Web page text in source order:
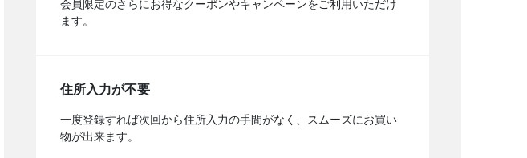
会員限定のさらにお得なクーポンやキャンペーンをご利用いただけ
ます。
住所入力が不要
一度登録すれば次回から住所入力の手間がなく、スムーズにお買い
物が出来ます。